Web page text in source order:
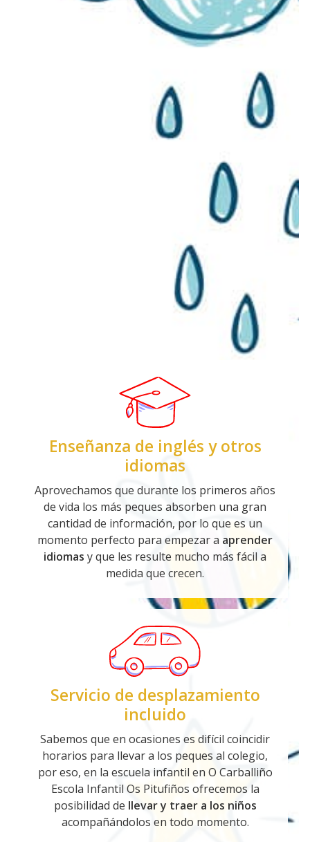
La mejor alternativa de escuela
infantiles en O Carballiño
Enseñanza de inglés y otros
idiomas
Aprovechamos que durante los primeros años
de vida los más peques absorben una gran
cantidad de información, por lo que es un
momento perfecto para empezar a aprender
idiomas y que les resulte mucho más fácil a
medida que crecen.
Servicio de desplazamiento
incluido
Sabemos que en ocasiones es difícil coincidir
horarios para llevar a los peques al colegio,
por eso, en la escuela infantil en O Carballiño
Escola Infantil Os Pitufiños ofrecemos la
posibilidad de llevar y traer a los niños
acompañándolos en todo momento.